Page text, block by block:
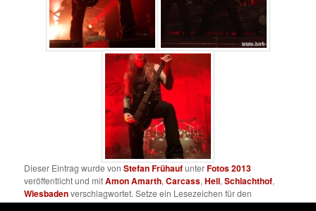
Dieser Eintrag wurde vonStefan FrühaufunterFotos 2013
veröffentlicht und mitAmon Amarth,Carcass,Hell,Schlachthof,
Wiesbadenverschlagwortet. Setze ein Lesezeichen für den
Permalink.